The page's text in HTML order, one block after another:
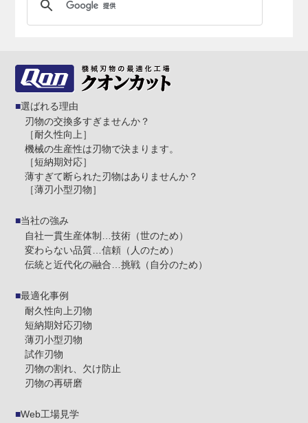
選ばれる理由
刃物の交換多すぎませんか？
［耐久性向上］
機械の生産性は刃物で決まります。
［短納期対応］
薄すぎて断られた刃物はありませんか？
［薄刃小型刃物］
当社の強み
自社一貫生産体制…技術（世のため）
変わらない品質…信頼（人のため）
伝統と近代化の融合…挑戦（自分のため）
最適化事例
耐久性向上刃物
短納期対応刃物
薄刃小型刃物
試作刃物
刃物の割れ、欠け防止
刃物の再研磨
Web工場見学